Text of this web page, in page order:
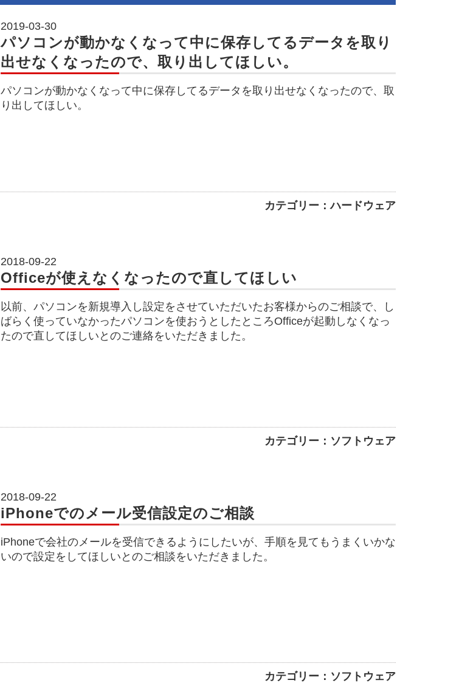
2019-03-30
パソコンが動かなくなって中に保存してるデータを取り
出せなくなったので、取り出してほしい。
パソコンが動かなくなって中に保存してるデータを取り出せなくなったので、取
り出してほしい。
カテゴリー：ハードウェア
2018-09-22
Officeが使えなくなったので直してほしい
以前、パソコンを新規導入し設定をさせていただいたお客様からのご相談で、し
ばらく使っていなかったパソコンを使おうとしたところOfficeが起動しなくなっ
たので直してほしいとのご連絡をいただきました。
カテゴリー：ソフトウェア
2018-09-22
iPhoneでのメール受信設定のご相談
iPhoneで会社のメールを受信できるようにしたいが、手順を見てもうまくいかな
いので設定をしてほしいとのご相談をいただきました。
カテゴリー：ソフトウェア